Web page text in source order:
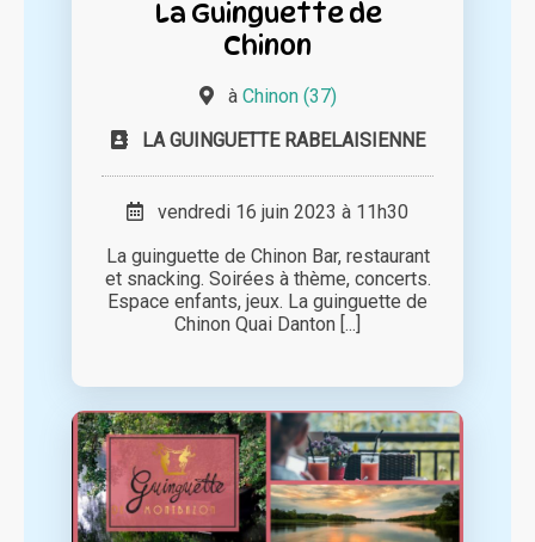
La Guinguette de
Chinon
à Chinon (37)
LA GUINGUETTE RABELAISIENNE
vendredi 16 juin 2023 à 11h30
La guinguette de Chinon Bar, restaurant
et snacking. Soirées à thème, concerts.
Espace enfants, jeux. La guinguette de
Chinon Quai Danton [...]